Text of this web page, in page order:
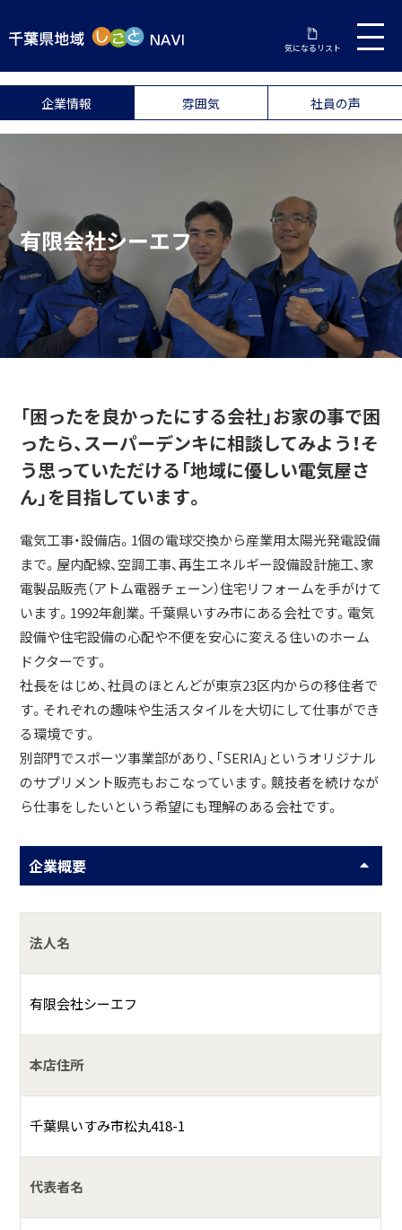
気になるリスト
企業情報 雰囲気 社員の声
有限会社シーエフ
「困ったを良かったにする会社」お家の事で困
ったら、スーパーデンキに相談してみよう！そ
う思っていただける「地域に優しい電気屋さ
ん」を目指しています。
電気工事・設備店。1個の電球交換から産業用太陽光発電設備
まで。屋内配線、空調工事、再生エネルギー設備設計施工、家
電製品販売（アトム電器チェーン）住宅リフォームを手がけて
います。1992年創業。千葉県いすみ市にある会社です。電気
設備や住宅設備の心配や不便を安心に変える住いのホーム
ドクターです。
社長をはじめ、社員のほとんどが東京23区内からの移住者で
す。それぞれの趣味や生活スタイルを大切にして仕事ができ
る環境です。
別部門でスポーツ事業部があり、「SERIA」というオリジナル
のサプリメント販売もおこなっています。競技者を続けなが
ら仕事をしたいという希望にも理解のある会社です。
企業概要
法人名
有限会社シーエフ
本店住所
千葉県いすみ市松丸418-1
代表者名